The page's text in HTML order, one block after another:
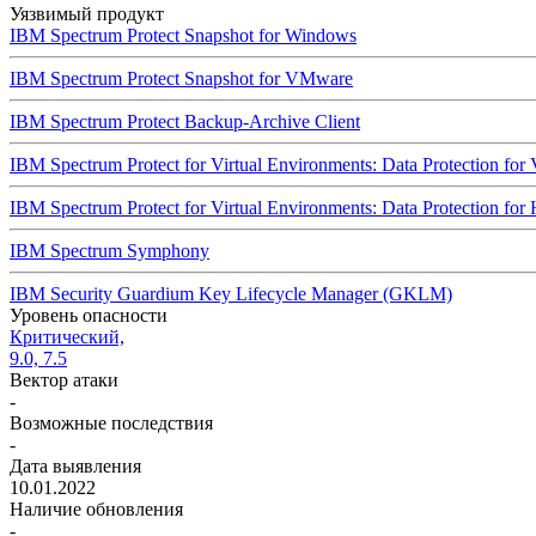
Уязвимый продукт
IBM Spectrum Protect Snapshot for Windows
IBM Spectrum Protect Snapshot for VMware
IBM Spectrum Protect Backup-Archive Client
IBM Spectrum Protect for Virtual Environments: Data Protection for
IBM Spectrum Protect for Virtual Environments: Data Protection for
IBM Spectrum Symphony
IBM Security Guardium Key Lifecycle Manager (GKLM)
Уровень опасности
Критический,
9.0, 7.5
Вектор атаки
-
Возможные последствия
-
Дата выявления
10.01.2022
Наличие обновления
-